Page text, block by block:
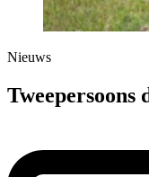
Nieuws
Tweepersoons